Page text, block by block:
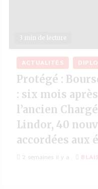
3 min de lecture
ACTUALITÉS
Protégé :
: six mois
l’ancien
Lindor, 40
accordées aux
2 semaines il y a